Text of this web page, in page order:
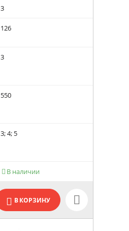
3
126
3
550
3; 4; 5
В наличии

В КОРЗИНУ